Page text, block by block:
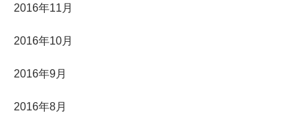
2016年11月
2016年10月
2016年9月
2016年8月